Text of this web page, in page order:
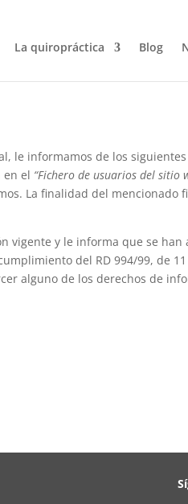
La quiropráctica Blog
le informamos de los
en el “Fichero de usuarios del sitio
La finalidad del mencionado
vigente y le informa que se han
del RD 994/99, de
alguno de los derechos de